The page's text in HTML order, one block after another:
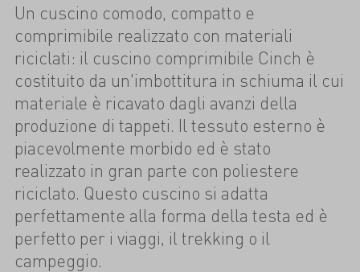
Un cuscino comodo, compatto e
comprimibile realizzato con materiali
riciclati: il cuscino comprimibile Cinch è
costituito da un'imbottitura in schiuma il cui
materiale è ricavato dagli avanzi della
produzione di tappeti. Il tessuto esterno è
piacevolmente morbido ed è stato
realizzato in gran parte con poliestere
riciclato. Questo cuscino si adatta
perfettamente alla forma della testa ed è
perfetto per i viaggi, il trekking o il
campeggio.